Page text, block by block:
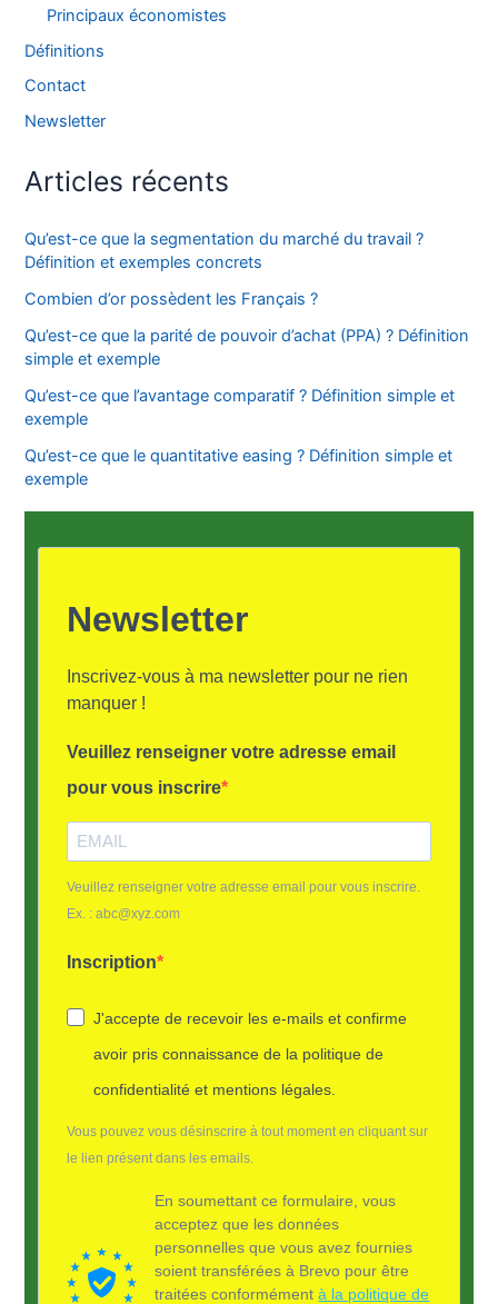
Principaux économistes
Définitions
Contact
Newsletter
Articles récents
Qu’est-ce que la segmentation du marché du travail ?
Définition et exemples concrets
Combien d’or possèdent les Français ?
Qu’est-ce que la parité de pouvoir d’achat (PPA) ? Définition
simple et exemple
Qu’est-ce que l’avantage comparatif ? Définition simple et
exemple
Qu’est-ce que le quantitative easing ? Définition simple et
exemple
Newsletter
Inscrivez-vous à ma newsletter pour ne rien
manquer !
Veuillez renseigner votre adresse email
pour vous inscrire
Veuillez renseigner votre adresse email pour vous inscrire.
Ex. : abc@xyz.com
Inscription
J'accepte de recevoir les e-mails et confirme
avoir pris connaissance de la politique de
confidentialité et mentions légales.
Vous pouvez vous désinscrire à tout moment en cliquant sur
le lien présent dans les emails.
En soumettant ce formulaire, vous
acceptez que les données
personnelles que vous avez fournies
soient transférées à Brevo pour être
traitées conformémentà la politique de